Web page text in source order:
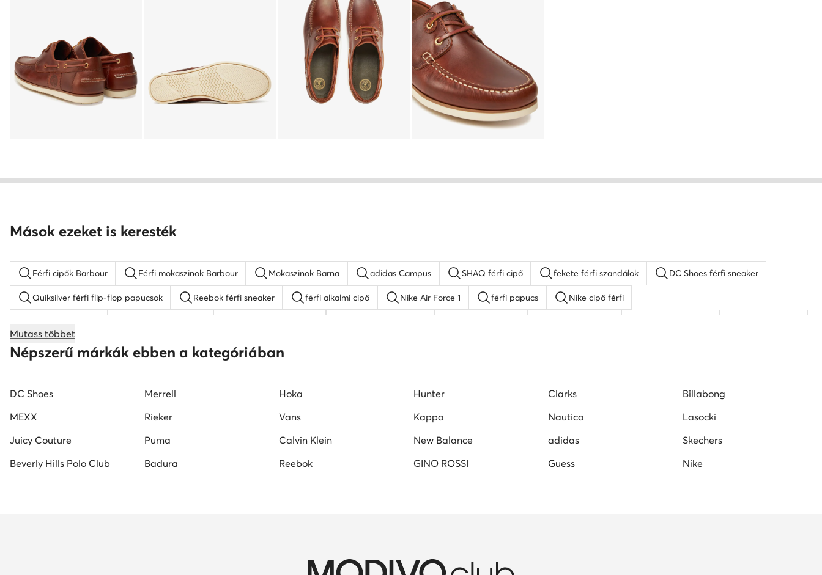
Mások ezeket is keresték
Férfi cipők Barbour Férfi mokaszinok Barbour Mokaszinok Barna adidas Campus SHAQ férfi cipő fekete férfi szandálok DC Shoes férfi sneaker
Quiksilver férfi flip-flop papucsok Reebok férfi sneaker férfi alkalmi cipő Nike Air Force 1 férfi papucs Nike cipő férfi
Kappa férfi cipő férfi magasszárú tornacipő
Mutass többet
Népszerű márkák ebben a kategóriában
DC Shoes Merrell Hoka Hunter Clarks
Billabong
MEXX
Rieker Vans Kappa Nautica
Lasocki
Juicy Couture
Puma Calvin Klein New Balance adidas
Skechers
Beverly Hills Polo Club
Badura Reebok GINO ROSSI Guess Nike